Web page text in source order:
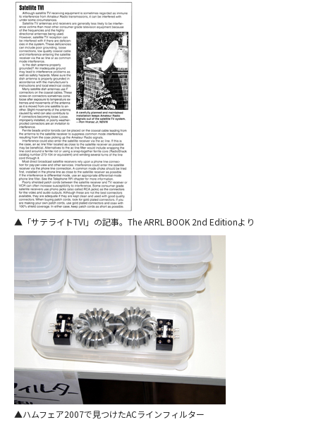
「サテライトTVI」の記事。The ARRL BOOK 2nd Editionより
ハムフェア2007で見つけたACラインフィルター